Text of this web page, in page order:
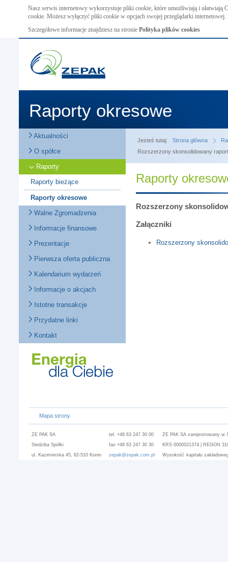
Nasz serwis internetowy wykorzystuje pliki cookie, które umożliwiają i ułatwiają
cookie. Możesz wyłączyć pliki cookie w opcjach swojej przeglądarki internetowej.
Szczegółowe informacje znajdziesz na stronie Polityka plików cookies
Raporty okresowe
Aktualności
O spółce
Raporty
Raporty bieżące
Raporty okresowe
Walne Zgromadzenia
Informacje finansowe
Prezentacje
Pierwsza oferta publiczna
Kalendarium wydarzeń
Informacje o akcjach
Istotne transakcje
Przydatne linki
Kontakt
Jesteś tutaj: Strona główna
Rozszerzony skonsolidowany
Raporty
Rozszerzony
Załączniki
Rozszerzony
Mapa strony
ZE PAK SA
Siedziba Spółki
ul. Kazimierska 45, 62-510 Konin
tel. +48 63 247 30 00
fax +48 63 247 30 30
zepak@zepak.com.pl
ZE PAK SA zarejestrowany w
KRS 0000021374 | REGON
Wysokość kapitału